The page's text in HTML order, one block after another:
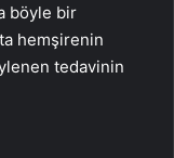
böyle bir
hemşirenin
tedavinin